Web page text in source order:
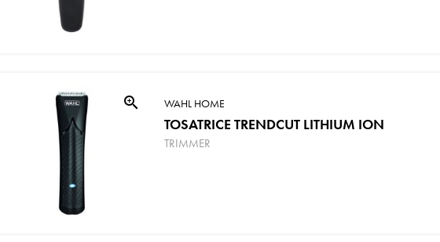
zoom_in WAHL HOME
TOSATRICE TRENDCUT LITHIUM ION
TRIMMER